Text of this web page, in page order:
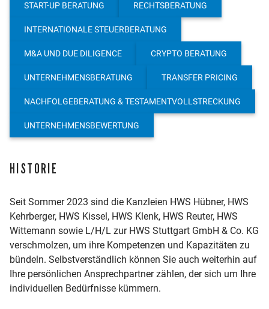
START-UP BERATUNG RECHTSBERATUNG
INTERNATIONALE STEUERBERATUNG
M&A UND DUE DILIGENCE CRYPTO BERATUNG
UNTERNEHMENSBERATUNG TRANSFER PRICING
NACHFOLGEBERATUNG & TESTAMENTVOLLSTRECKUNG
UNTERNEHMENSBEWERTUNG
HISTORIE
Seit Sommer 2023 sind die Kanzleien HWS Hübner, HWS
Kehrberger, HWS Kissel, HWS Klenk, HWS Reuter, HWS
Wittemann sowie L/H/L zur HWS Stuttgart GmbH & Co. KG
verschmolzen, um ihre Kompetenzen und Kapazitäten zu
bündeln. Selbstverständlich können Sie auch weiterhin auf
Ihre persönlichen Ansprechpartner zählen, der sich um Ihre
individuellen Bedürfnisse kümmern.